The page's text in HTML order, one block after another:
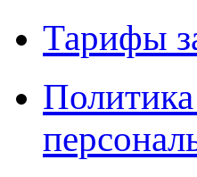
Тарифы